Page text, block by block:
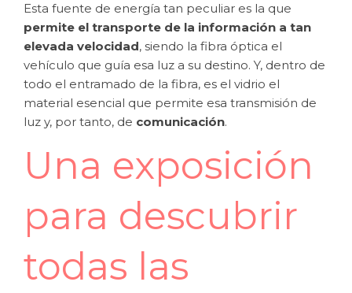
Esta fuente de energía tan peculiar es la que
permite el transporte de la información a tan
elevada velocidad, siendo la fibra óptica el
vehículo que guía esa luz a su destino. Y, dentro de
todo el entramado de la fibra, es el vidrio el
material esencial que permite esa transmisión de
luz y, por tanto, de comunicación.
Una exposición
para descubrir
todas las